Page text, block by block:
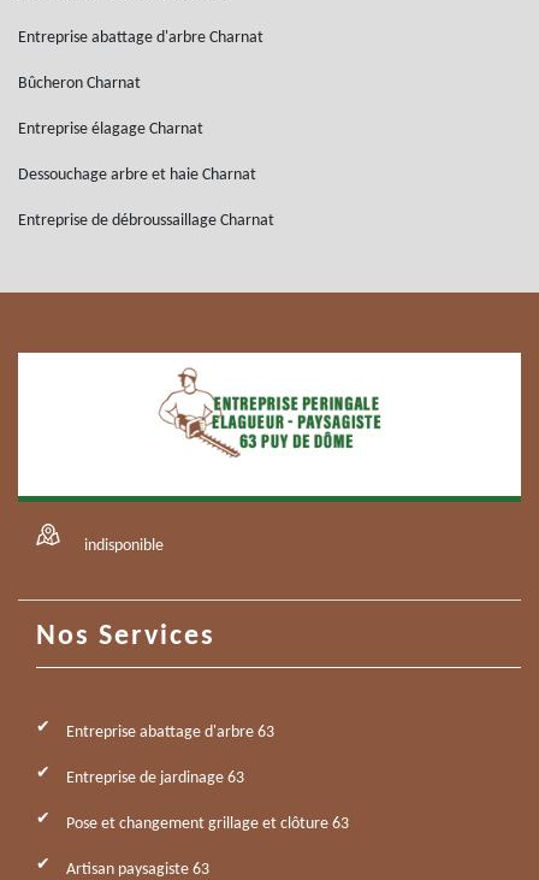
Entreprise abattage d'arbre Charnat
Bûcheron Charnat
Entreprise élagage Charnat
Dessouchage arbre et haie Charnat
Entreprise de débroussaillage Charnat
indisponible
Nos Services
Entreprise abattage d'arbre 63
Entreprise de jardinage 63
Pose et changement grillage et clôture 63
Artisan paysagiste 63